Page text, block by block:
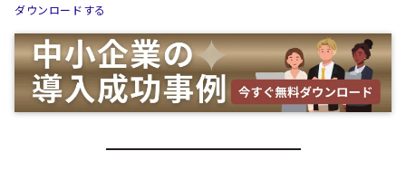
ダウンロードする